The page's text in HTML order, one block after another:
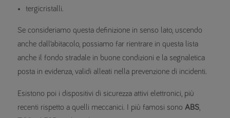
tergicristalli.
Se consideriamo questa definizione in senso lato, uscendo
anche dall’abitacolo, possiamo far rientrare in questa lista
anche il fondo stradale in buone condizioni e la segnaletica
posta in evidenza, validi alleati nella prevenzione di incidenti.
Esistono poi i dispositivi di sicurezza attivi elettronici, più
recenti rispetto a quelli meccanici. I più famosi sono ABS,